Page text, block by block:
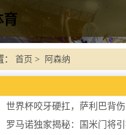
： 首页 > 阿森纳
世界杯咬牙硬扛，萨利巴背
罗马诺独家揭秘：国米门将引援另有其